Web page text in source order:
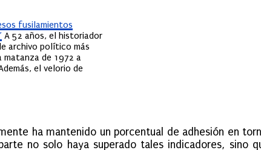
fusilamientos
A 52 años, el historiador
archivo político más
matanza de 1972 a
el velorio de
ha mantenido un porcentual de adhesión en
no solo haya superado tales indicadores, sino